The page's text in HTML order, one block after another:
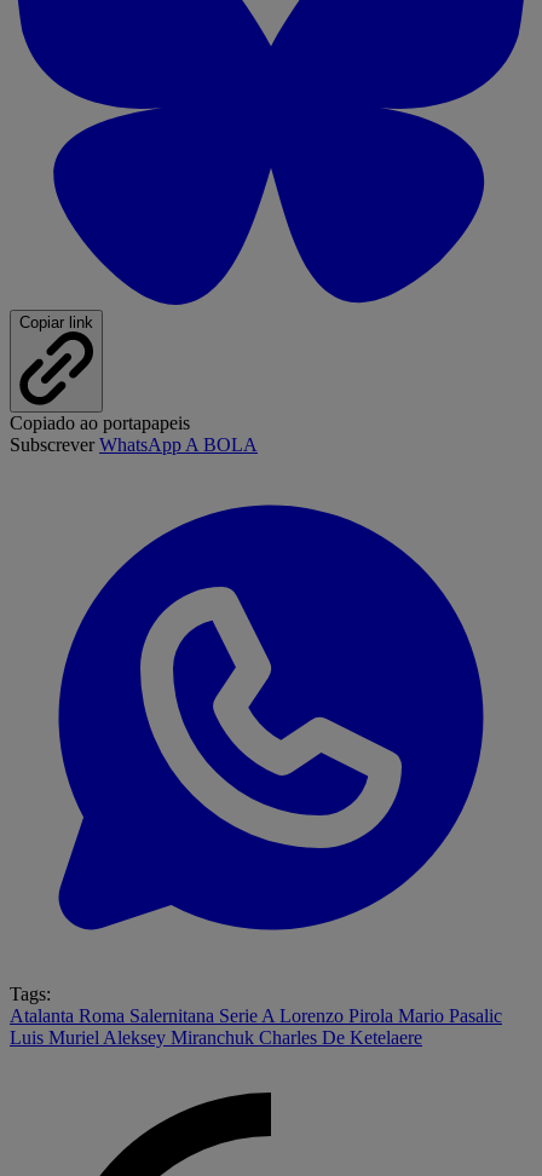
Copiar link
Copiado ao portapapeis
SubscreverWhatsApp A BOLA
Tags:
Atalanta Roma Salernitana Serie A Lorenzo Pirola Mario Pasalic
Luis Muriel Aleksey Miranchuk Charles De Ketelaere